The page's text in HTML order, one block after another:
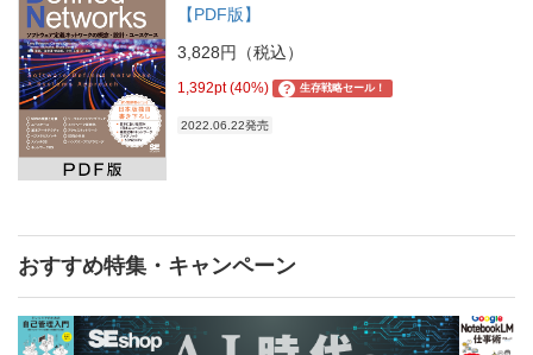
【PDF版】
3,828円（税込）
1,392pt (40%) ? 生存戦略セール！
2022.06.22発売
おすすめ特集・キャンペーン